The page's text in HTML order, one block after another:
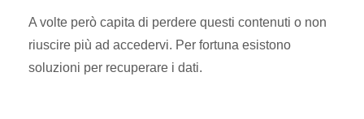
A volte però capita di perdere questi contenuti o non
riuscire più ad accedervi. Per fortuna esistono
soluzioni per recuperare i dati.